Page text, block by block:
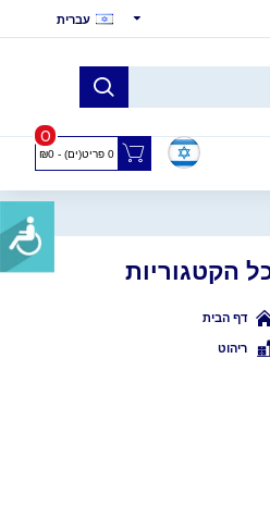
עברית
0 פריט(ים) - ₪0
0
הקטגוריות
דף הבית
ריהוט